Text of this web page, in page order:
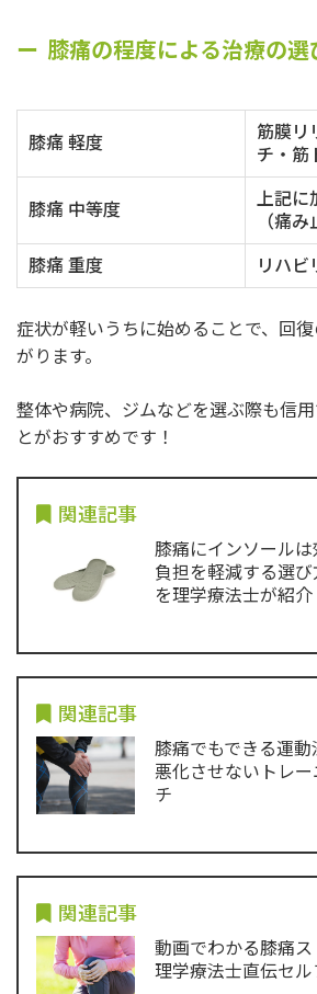
膝痛の程度による治療の選
膝痛 軽度
筋膜リ
チ・筋
膝痛 中等度
上記
（痛
膝痛 重度
リハビ
症状が軽いうちに始めることで、回
がります。
整体や病院、ジムなどを選ぶ際も信
とがおすすめです！
関連記事
膝痛にインソール
負担を軽減する選
を理学療法士が紹介
関連記事
膝痛でもできる運
悪化させないトレ
チ
関連記事
動画でわかる膝痛ス
理学療法士直伝セ